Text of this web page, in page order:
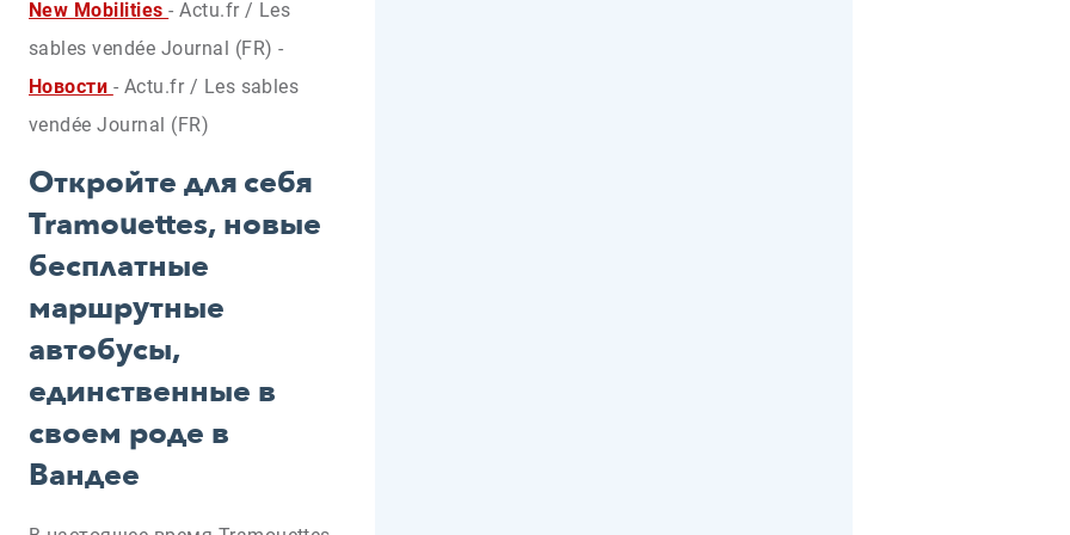
New Mobilities- Actu.fr / Les
sables vendée Journal (FR) -
Новости - Actu.fr / Les sables
vendée Journal (FR)
Откройте для себя
Tramouettes, новые
бесплатные
маршрутные
автобусы,
единственные в
своем роде в
Вандее